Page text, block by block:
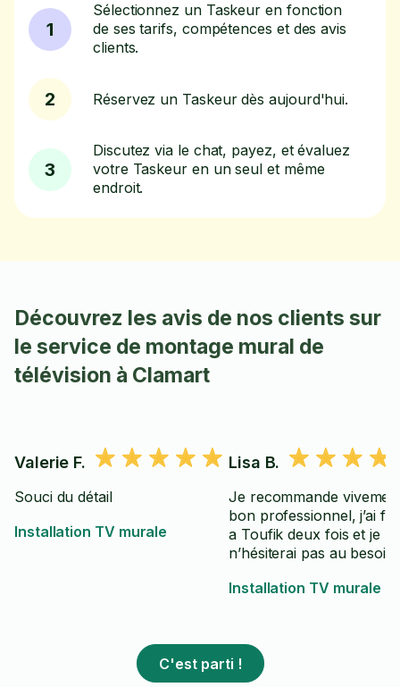
1
Sélectionnez un Taskeur en fonction
de ses tarifs, compétences et des avis
clients.
2 Réservez un Taskeur dès aujourd'hui.
3
Discutez via le chat, payez, et évaluez
votre Taskeur en un seul et même
endroit.
Découvrez les avis de nos clients sur
le service de montage mural de
télévision à Clamart
Valerie F.
Souci du détail
Installation TV murale
Lisa B.
Je recommande
bon professionnel, j’ai
a Toufik deux fois et je
n’hésiterai pas au besoin
Installation TV murale
C'est parti !